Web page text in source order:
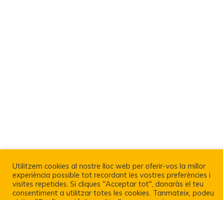
Política De Privacitat I Avís Legal
Utilitzem cookies al nostre lloc web per oferir-vos la millor
experiència possible tot recordant les vostres preferències i
visites repetides. Si cliques "Acceptar tot", donaràs el teu
consentiment a utilitzar totes les cookies. Tanmateix, podeu